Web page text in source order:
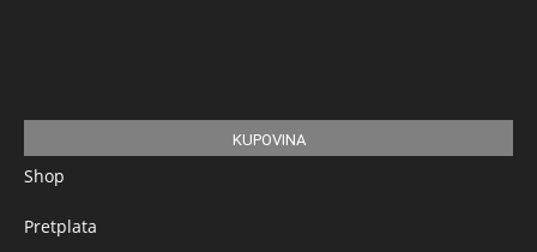
KUPOVINA
Shop
Pretplata